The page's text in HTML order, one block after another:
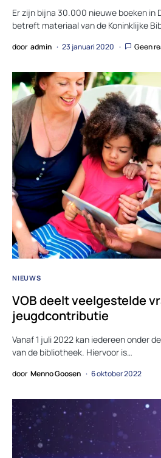
Er zijn bijna 30.000 nieuwe boeken in
betreft materiaal van de Koninklijke
door admin 23 januari 2020 Geen
NIEUWS
VOB deelt veelgestelde
jeugdcontributie
Vanaf 1 juli 2022 kan iedereen onder
van de bibliotheek. Hiervoor is…
door Menno Goosen 6 oktober 2022